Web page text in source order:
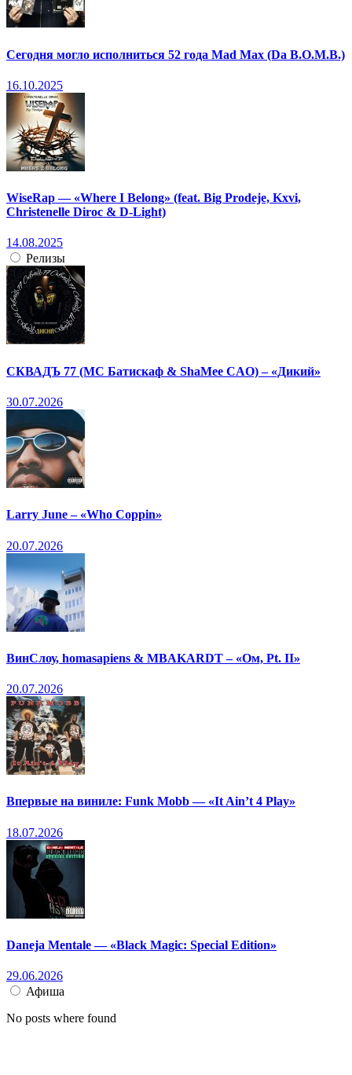
Сегодня могло исполниться 52 года Mad Max (Da B.O.M.B.)
16.10.2025
WiseRap — «Where I Belong» (feat. Big Prodeje, Kxvi,
Christenelle Diroc & D-Light)
14.08.2025
Релизы
СКВАДЪ 77 (МС Батискаф & ShaMee CAO) – «Дикий»
30.07.2026
Larry June – «Who Coppin»
20.07.2026
ВинСлоу, homasapiens & MBAKARDT – «Ом, Pt. II»
20.07.2026
Впервые на виниле: Funk Mobb — «It Ain’t 4 Play»
18.07.2026
Daneja Mentale — «Black Magic: Special Edition»
29.06.2026
Афиша
No posts where found